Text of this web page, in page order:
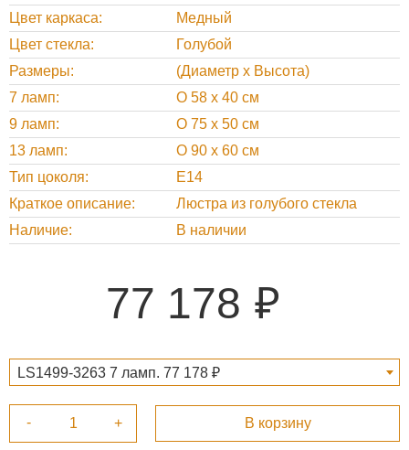
Цвет каркаса
Медный
Цвет стекла
Голубой
Размеры
(Диаметр х Высота)
7 ламп
O 58 х 40 см
9 ламп
O 75 х 50 см
13 ламп
O 90 х 60 см
Тип цоколя
Е14
Краткое описание
Люстра из голубого стекла
Наличие
В наличии
77 178
LS1499-3263 7 ламп. 77 178 ₽